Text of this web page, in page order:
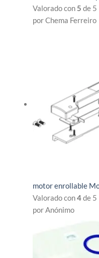
Valorado con5 de 5
por Chema Ferreiro
motor enrollable
Valorado con4de 5
por Anónimo